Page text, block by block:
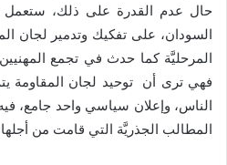
حال عدم القدرة على ذلك، ستعمل
السودان، على تفكيك وتدمير لجان
المرحليَّة كما حدث في تجمع
فهي ترى أن ‏ توحيد لجان المقاومة
الناس، وإعلان سياسي واحد جامع،
المطالب الجذريَّة التي قامت من